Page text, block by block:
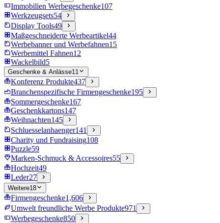
Immobilien Werbegeschenke107
Werkzeugsets54
Display Tools49
Maßgeschneiderte Werbeartikel44
Werbebanner und Werbefahnen15
Werbemittel Fahnen12
Wackelbild5
Geschenke & Anlässe11
Konferenz Produkte437
Branchenspezifische Firmengeschenke195
Sommergeschenke167
Geschenkkartons147
Weihnachten145
Schluesselanhaenger141
Charity und Fundraising108
Puzzle59
Marken-Schmuck & Accessoires55
Hochzeit49
Leder27
Weitere18
Firmengeschenke1,606
Umwelt freundliche Werbe Produkte971
Werbegeschenke850